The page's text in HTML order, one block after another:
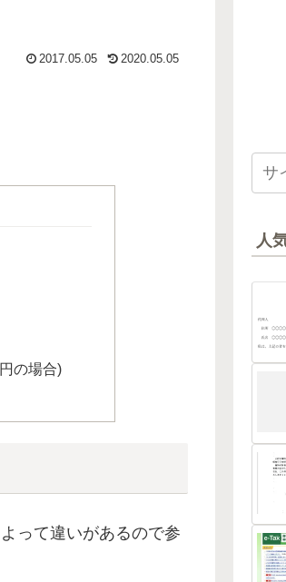
2017.05.05 2020.05.05
の場合)
って違いがあるので参
人